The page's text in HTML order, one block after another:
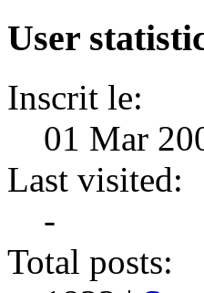
User
Inscrit le:
01 Mar
Last visited:
-
Total posts: